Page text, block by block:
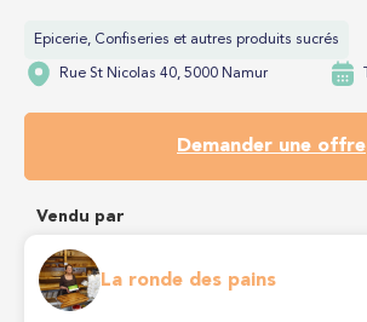
Epicerie, Confiseries et autres produits sucrés
Rue St Nicolas 40, 5000 Namur
Demander une offre
Vendu par
La ronde des pains